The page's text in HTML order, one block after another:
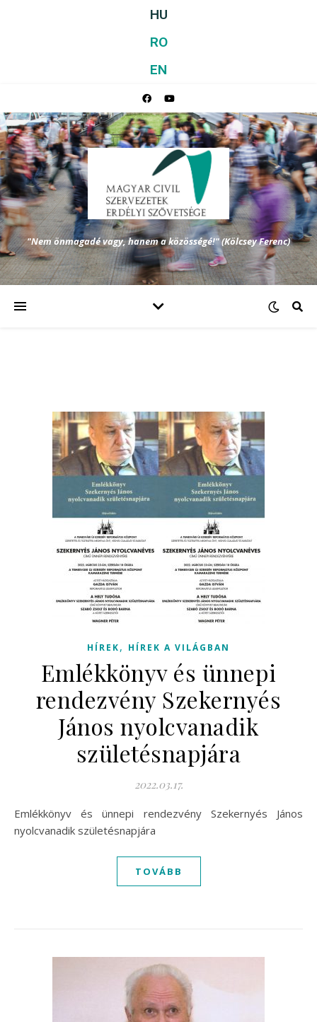
HU
RO
EN
"Nem önmagadé vagy, hanem a közösségé!" (Kölcsey Ferenc)
HÍREK, HÍREK A VILÁGBAN
Emlékkönyv és ünnepi
rendezvény Szekernyés
János nyolcvanadik
születésnapjára
2022.03.17.
Emlékkönyv és ünnepi rendezvény Szekernyés János
nyolcvanadik születésnapjára
TOVÁBB